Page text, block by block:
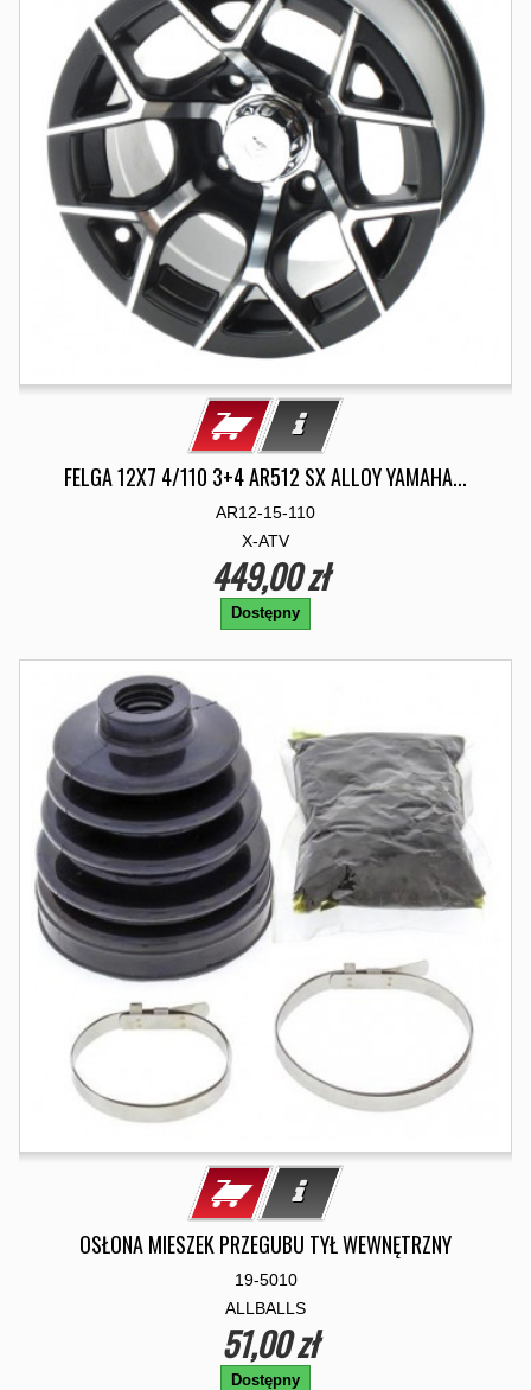
FELGA 12X7 4/110 3+4 AR512 SX ALLOY YAMAHA...
AR12-15-110
X-ATV
449,00 zł
Dostępny
OSŁONA MIESZEK PRZEGUBU TYŁ WEWNĘTRZNY
19-5010
ALLBALLS
51,00 zł
Dostępny